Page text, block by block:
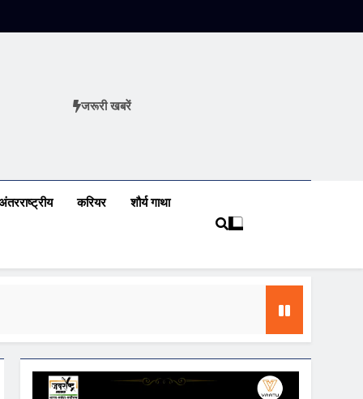
जरूरी खबरें
करियर शौर्य गाथा
की आशंका